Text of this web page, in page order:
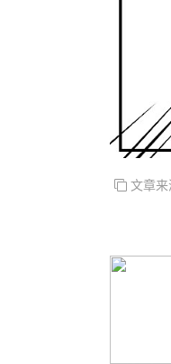
文章来